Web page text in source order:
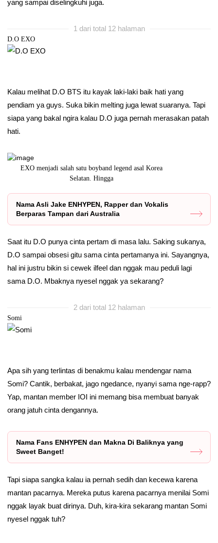
yang sampai diselingkuhi juga.
1 dari total 12 halaman
D.O EXO
Kalau melihat D.O BTS itu kayak laki-laki baik hati yang
pendiam ya guys. Suka bikin melting juga lewat suaranya. Tapi
siapa yang bakal ngira kalau D.O juga pernah merasakan patah
hati.
Diazens udah hapal belum nama-nama member Seventeen.
Nama Asli Jake ENHYPEN, Rapper dan Vokalis
Berparas Tampan dari Australia
Saat itu D.O punya cinta pertam di masa lalu. Saking sukanya,
D.O sampai obsesi gitu sama cinta pertamanya ini. Sayangnya,
hal ini justru bikin si cewek ilfeel dan nggak mau peduli lagi
sama D.O. Mbaknya nyesel nggak ya sekarang?
2 dari total 12 halaman
Somi
Apa sih yang terlintas di benakmu kalau mendengar nama
Somi? Cantik, berbakat, jago ngedance, nyanyi sama nge-rapp?
Yap, mantan member IOI ini memang bisa membuat banyak
orang jatuh cinta dengannya.
Nama Fans ENHYPEN dan Makna Di Baliknya yang
Sweet Banget!
Tapi siapa sangka kalau ia pernah sedih dan kecewa karena
mantan pacarnya. Mereka putus karena pacarnya menilai Somi
nggak layak buat dirinya. Duh, kira-kira sekarang mantan Somi
nyesel nggak tuh?